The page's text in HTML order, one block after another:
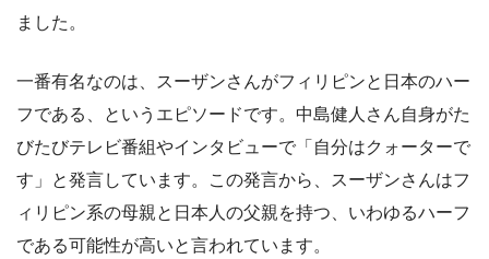
ました。
一番有名なのは、スーザンさんがフィリピンと日本のハー
フである、というエピソードです。中島健人さん自身がた
びたびテレビ番組やインタビューで「自分はクォーターで
す」と発言しています。この発言から、スーザンさんはフ
ィリピン系の母親と日本人の父親を持つ、いわゆるハーフ
である可能性が高いと言われています。